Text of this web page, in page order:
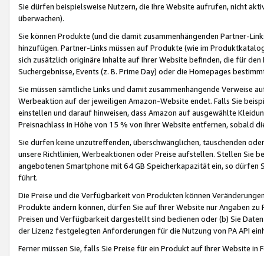
Sie dürfen beispielsweise Nutzern, die Ihre Website aufrufen, nicht
überwachen).
Sie können Produkte (und die damit zusammenhängenden Partner-
hinzufügen. Partner-Links müssen auf Produkte (wie im
sich zusätzlich originäre Inhalte auf Ihrer Website befinden, die für
Suchergebnisse, Events (z. B. Prime Day) oder die Homepages
Sie müssen sämtliche Links und damit zusammenhängende
Werbeaktion auf der jeweiligen Amazon-Website endet. Falls Sie
einstellen und darauf hinweisen, dass Amazon auf ausgewählte
Preisnachlass in Höhe von 15 % von Ihrer Website entfernen, sobald
Sie dürfen keine unzutreffenden, überschwänglichen, täuschenden
unsere Richtlinien, Werbeaktionen oder Preise aufstellen. Stellen Sie
angebotenen Smartphone mit 64 GB Speicherkapazität ein, so dürfen
führt.
Die Preise und die Verfügbarkeit von Produkten können
Produkte ändern können, dürfen Sie auf Ihrer Website nur Angaben
Preisen und Verfügbarkeit dargestellt sind bedienen oder (b) Sie
der Lizenz festgelegten Anforderungen für die Nutzung von PA API
Ferner müssen Sie, falls Sie Preise für ein Produkt auf Ihrer Website